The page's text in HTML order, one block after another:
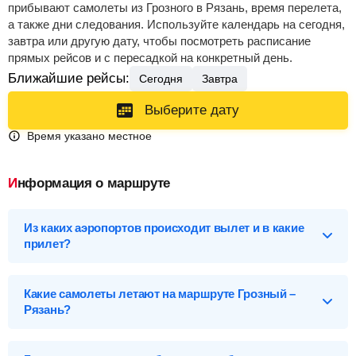
прибывают самолеты из Грозного в Рязань, время перелета,
а также дни следования. Используйте календарь на сегодня,
завтра или другую дату, чтобы посмотреть расписание
прямых рейсов и с пересадкой на конкретный день.
Ближайшие рейсы: Сегодня Завтра
Выберите дату
Время указано местное
Информация о маршруте
Из каких аэропортов происходит вылет и в какие
прилет?
Грозный (GRV), Россия
Какие самолеты летают на маршруте Грозный –
Рязань?